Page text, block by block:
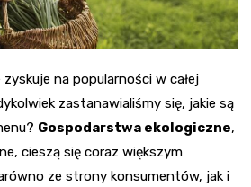
na popularności w całej
zastanawialiśmy się, jakie są
Gospodarstwa ekologiczne,
cieszą się coraz większym
ze strony konsumentów, jak i